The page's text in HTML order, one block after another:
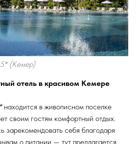
(Кемер)
отель в красивом Кемере
находится в живописном поселке
своим гостям комфортный отдых.
зарекомендовать себя благодаря
о питании — тут предлагается